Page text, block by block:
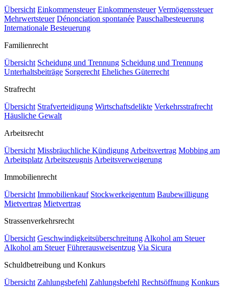
Übersicht Einkommensteuer Einkommensteuer Vermögenssteuer
Mehrwertsteuer Dénonciation spontanée Pauschalbesteuerung
Internationale Besteuerung
Familienrecht
Übersicht Scheidung und Trennung Scheidung und Trennung
Unterhaltsbeiträge Sorgerecht Eheliches Güterrecht
Strafrecht
Übersicht Strafverteidigung Wirtschaftsdelikte Verkehrsstrafrecht
Häusliche Gewalt
Arbeitsrecht
Übersicht Missbräuchliche Kündigung Arbeitsvertrag Mobbing am
Arbeitsplatz Arbeitszeugnis Arbeitsverweigerung
Immobilienrecht
Übersicht Immobilienkauf Stockwerkeigentum Baubewilligung
Mietvertrag Mietvertrag
Strassenverkehrsrecht
Übersicht Geschwindigkeitsüberschreitung Alkohol am Steuer
Alkohol am Steuer Führerausweisentzug Via Sicura
Schuldbetreibung und Konkurs
Übersicht Zahlungsbefehl Zahlungsbefehl Rechtsöffnung Konkurs